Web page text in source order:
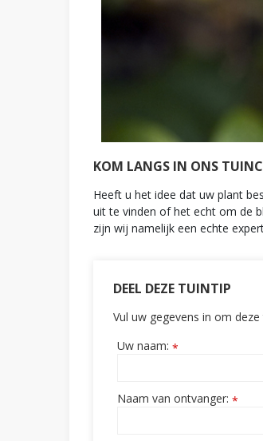
KOM LANGS IN ONS
Heeft u het idee dat uw plant
uit te vinden of het echt om de
zijn wij namelijk een echte
DEEL DEZE TUINTIP
Vul uw gegevens in om
Uw naam: *
Naam van ontvanger: *